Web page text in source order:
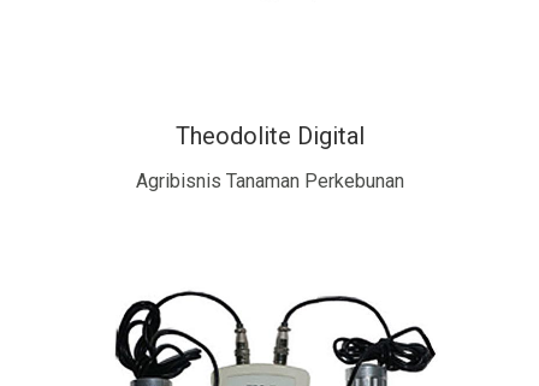
Theodolite Digital
Agribisnis Tanaman Perkebunan